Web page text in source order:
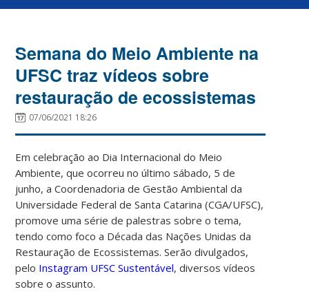
Semana do Meio Ambiente na
UFSC traz vídeos sobre
restauração de ecossistemas
07/06/2021 18:26
Em celebração ao Dia Internacional do Meio
Ambiente, que ocorreu no último sábado, 5 de
junho, a Coordenadoria de Gestão Ambiental da
Universidade Federal de Santa Catarina (CGA/UFSC),
promove uma série de palestras sobre o tema,
tendo como foco a Década das Nações Unidas da
Restauração de Ecossistemas.Serão divulgados,
pelo Instagram UFSC Sustentável, diversos vídeos
sobre o assunto.